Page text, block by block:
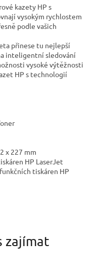
kazety HP s
vysokým rychlostem
podle vašich
přinese tu nejlepší
inteligentní sledování
vysoké výtěžnosti
HP s technologií
x 227 mm
HP LaserJet
tiskáren HP
zajímat